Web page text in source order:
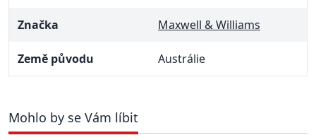
Značka Maxwell & Williams
Země původu Austrálie
Mohlo by se Vám líbit